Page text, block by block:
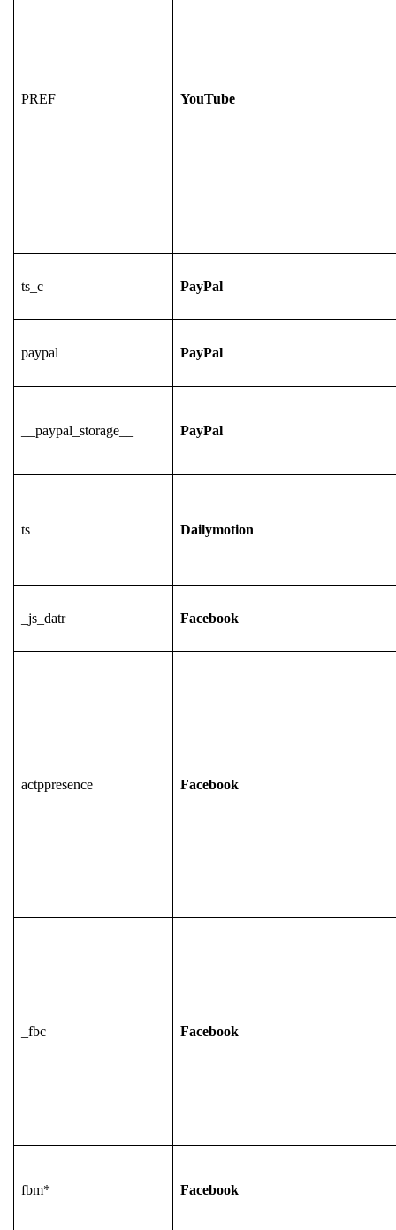
PREF YouTube
ts_c PayPal
paypal PayPal
__paypal_storage__ PayPal
ts Dailymotion
_js_datr Facebook
actppresence Facebook
_fbc Facebook
fbm* Facebook